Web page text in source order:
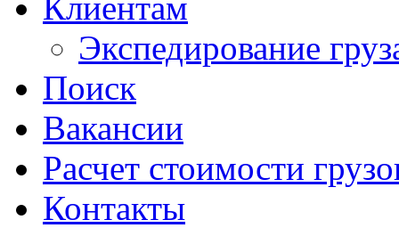
Экспедирование
Поиск
Вакансии
Расчет стоимости
Контакты